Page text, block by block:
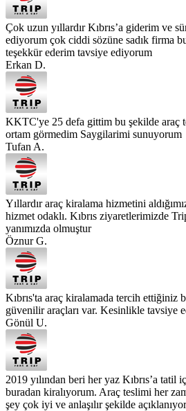
Çok uzun yıllardır Kıbrıs’a giderim ve
ediyorum çok ciddi sözüne sadık firma
teşekkür ederim tavsiye ediyorum
Erkan D.
KKTC'ye 25 defa gittim bu şekilde araç
ortam görmedim Saygilarimi sunuyorum
Tufan A.
Yıllardır araç kiralama hizmetini
hizmet odaklı. Kıbrıs ziyaretlerimizde
yanımızda olmuştur
Öznur G.
Kıbrıs'ta araç kiralamada tercih ettiğiniz
güvenilir araçları var. Kesinlikle tavsiye
Gönül U.
2019 yılından beri her yaz Kıbrıs’a tatil
buradan kiralıyorum. Araç teslimi her
şey çok iyi ve anlaşılır şekilde